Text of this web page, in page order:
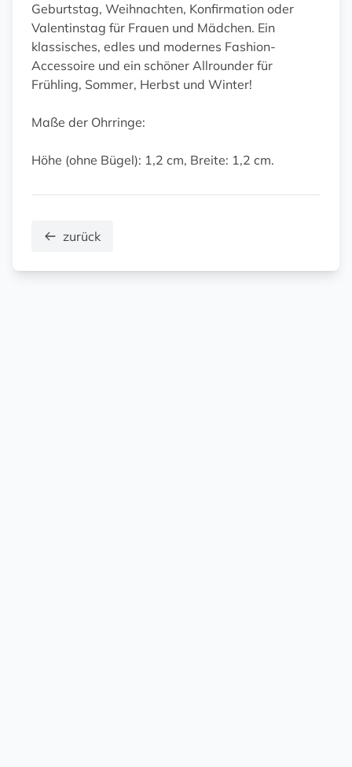
Geburtstag, Weihnachten, Konfirmation oder
Valentinstag für Frauen und Mädchen. Ein
klassisches, edles und modernes Fashion-
Accessoire und ein schöner Allrounder für
Frühling, Sommer, Herbst und Winter!
Maße der Ohrringe:
Höhe (ohne Bügel): 1,2 cm, Breite: 1,2 cm.
zurück